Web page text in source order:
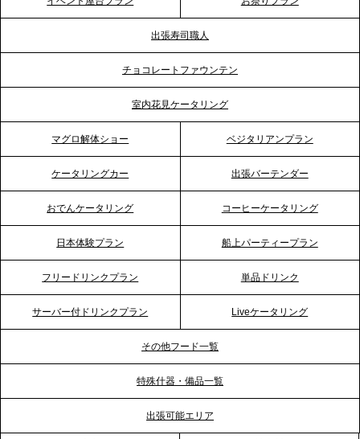
2026.5.12
プレスリリースのご案内｜ケータリングのセカンド
プレスリリースのご案内｜「温かな食」が会話のス
イッチに。新入社員研修で《食体験としてのケータ
テーブル、横浜事務所を新設。神奈川エリアのサー
ビス提供体制を強化し、質の高い「場づくり」をサ
TBS「Nスタ」で、2ndTable「1DISH」の花見オー
ドブルが紹介されました
出張寿司職人
チョコレートファウンテン
室内花見ケータリング
マグロ解体ショー ベジタリアンプラン
ケータリングカー 出張バーテンダー
おでんケータリング コーヒーケータリング
日本体験プラン 船上パーティープラン
フリードリンクプラン 単品ドリンク
サーバー付ドリンクプラン Liveケータリング
その他フード一覧
特殊什器・備品一覧
出張可能エリア